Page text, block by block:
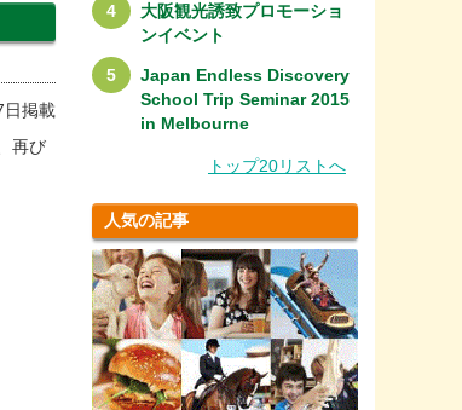
掲載
再び
大阪観光誘致プロモーショ
ンイベント
Japan Endless Discovery
School Trip Seminar 2015
in Melbourne
トップ20リストへ
人気の記事